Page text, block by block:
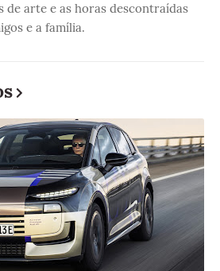
de arte e as horas descontraídas
e a família.